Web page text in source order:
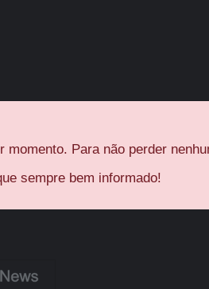
momento. Para não perder
sempre bem informado!